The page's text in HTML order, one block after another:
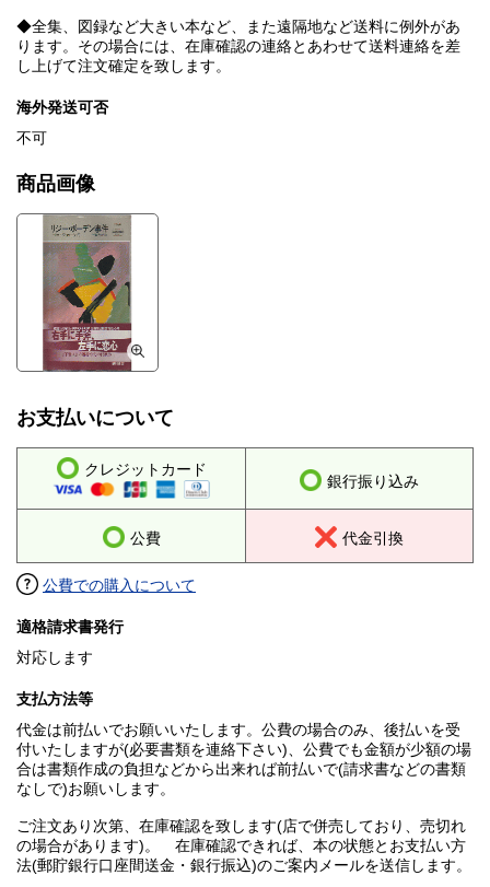
◆全集、図録など大きい本など、また遠隔地など送料に例外があ
ります。その場合には、在庫確認の連絡とあわせて送料連絡を差
し上げて注文確定を致します。
海外発送可否
不可
商品画像
お支払いについて
クレジットカード
銀行振り込み
公費 代金引換
公費での購入について
適格請求書発行
対応します
支払方法等
代金は前払いでお願いいたします。公費の場合のみ、後払いを受
付いたしますが(必要書類を連絡下さい)、公費でも金額が少額の場
合は書類作成の負担などから出来れば前払いで(請求書などの書類
なしで)お願いします。
ご注文あり次第、在庫確認を致します(店で併売しており、売切れ
の場合があります)。 在庫確認できれば、本の状態とお支払い方
法(郵貯銀行口座間送金・銀行振込)のご案内メールを送信します。